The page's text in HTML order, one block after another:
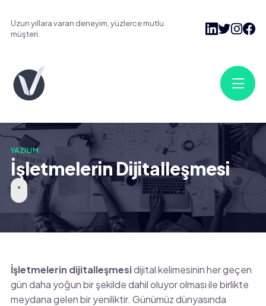
Uzun yıllara varan deneyim, yüzlerce mutlu
müşteri.
YAZILIM
İşletmelerin Dijitalleşmesi
İşletmelerin dijitalleşmesidijital kelimesinin her geçen
gün daha yoğun bir şekilde dahil oluyor olması ile birlikte
meydana gelen bir yeniliktir. Günümüz dünyasında